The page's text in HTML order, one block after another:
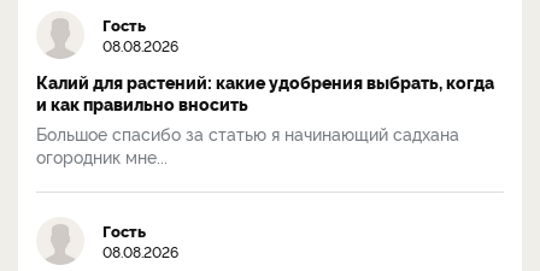
Гость
08.08.2026
Калий для растений: какие удобрения выбрать, когда
и как правильно вносить
Большое спасибо за статью я начинающий садхана
огородник мне...
Гость
08.08.2026